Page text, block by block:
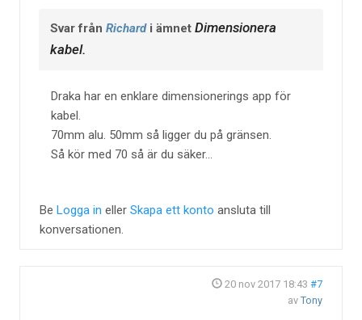
Svar från Richardi ämnet Dimensionera
kabel.
Draka har en enklare dimensionerings app för
kabel.
70mm alu. 50mm så ligger du på gränsen.
Så kör med 70 så är du säker...
Be Logga in eller Skapa ett konto ansluta till
konversationen.
20 nov 2017 18:43 #7
av Tony